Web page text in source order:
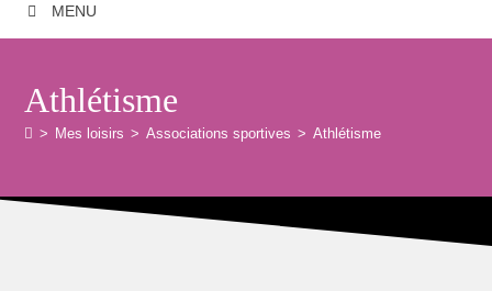
MENU
Athlétisme
> Mes loisirs > Associations sportives > Athlétisme